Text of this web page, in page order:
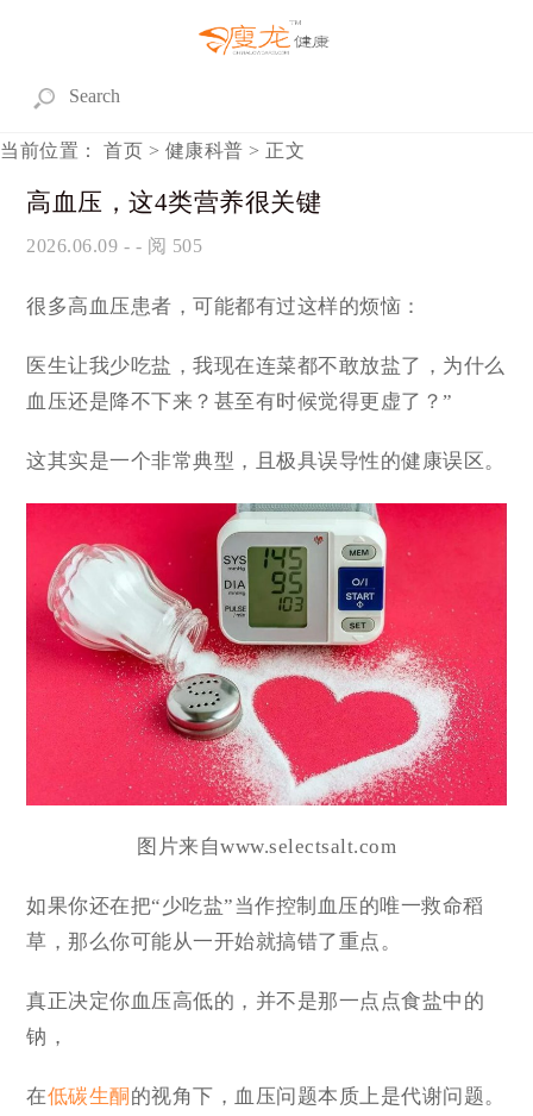
当前位置： 首页 > 健康科普 > 正文
高血压，这4类营养很关键
2026.06.09 - - 阅 505
很多高血压患者，可能都有过这样的烦恼：
医生让我少吃盐，我现在连菜都不敢放盐了，为什么
血压还是降不下来？甚至有时候觉得更虚了？”
这其实是一个非常典型，且极具误导性的健康误区。
图片来自www.selectsalt.com
如果你还在把“少吃盐”当作控制血压的唯一救命稻
草，那么你可能从一开始就搞错了重点。
真正决定你血压高低的，并不是那一点点食盐中的
钠，
在低碳生酮 的视角下，血压问题本质上是代谢问题。